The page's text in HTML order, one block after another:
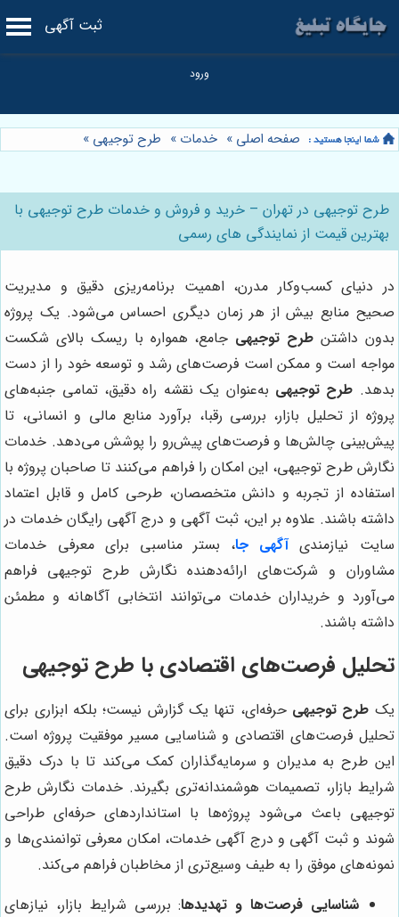
ثبت آگهی
صفحه اصلی » خدمات » طرح توجیهی »
طرح توجیهی در تهران – خرید و فروش و خدمات طرح توجیهی با
بهترین قیمت از نمایندگی های رسمی
در دنیای کسب‌وکار مدرن، اهمیت برنامه‌ریزی دقیق و مدیریت
صحیح منابع بیش از هر زمان دیگری احساس می‌شود. یک پروژه
بدون داشتنطرح توجیهی جامع، همواره با ریسک بالای شکست
مواجه است و ممکن است فرصت‌های رشد و توسعه خود را از دست
بدهد. طرح توجیهی به‌عنوان یک نقشه راه دقیق، تمامی جنبه‌های
پروژه از تحلیل بازار، بررسی رقبا، برآورد منابع مالی و انسانی، تا
پیش‌بینی چالش‌ها و فرصت‌های پیش‌رو را پوشش می‌دهد. خدمات
نگارش طرح توجیهی، این امکان را فراهم می‌کنند تا صاحبان پروژه با
استفاده از تجربه و دانش متخصصان، طرحی کامل و قابل اعتماد
داشته باشند. علاوه بر این، ثبت آگهی و درج آگهی رایگان خدمات در
سایت نیازمندیآگهی جا، بستر مناسبی برای معرفی خدمات
مشاوران و شرکت‌های ارائه‌دهنده نگارش طرح توجیهی فراهم
می‌آورد و خریداران خدمات می‌توانند انتخابی آگاهانه و مطمئن
داشته باشند.
تحلیل فرصت‌های اقتصادی با طرح توجیهی
یک طرح توجیهی حرفه‌ای، تنها یک گزارش نیست؛ بلکه ابزاری برای
تحلیل فرصت‌های اقتصادی و شناسایی مسیر موفقیت پروژه است.
این طرح به مدیران و سرمایه‌گذاران کمک می‌کند تا با درک دقیق
شرایط بازار، تصمیمات هوشمندانه‌تری بگیرند. خدمات نگارش طرح
توجیهی باعث می‌شود پروژه‌ها با استانداردهای حرفه‌ای طراحی
شوند و ثبت آگهی و درج آگهی خدمات، امکان معرفی توانمندی‌ها و
نمونه‌های موفق را به طیف وسیع‌تری از مخاطبان فراهم می‌کند.
شناسایی فرصت‌ها و تهدیدها: بررسی شرایط بازار، نیازهای